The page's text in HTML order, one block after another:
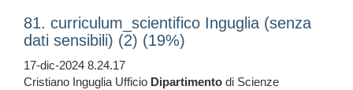
81. curriculum_scientifico Inguglia (senza
dati sensibili) (2) (19%)
17-dic-2024 8.24.17
Cristiano Inguglia Ufficio Dipartimento di Scienze